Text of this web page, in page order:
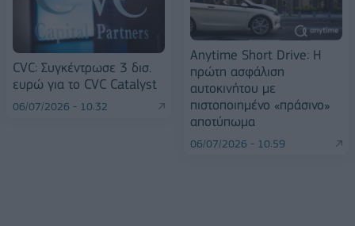
CVC: Συγκέντρωσε 3 δισ.
ευρώ για το CVC Catalyst
06/07/2026 - 10:32
Anytime Short Drive: Η
πρώτη ασφάλιση
αυτοκινήτου με
πιστοποιημένο «πράσινο»
αποτύπωμα
06/07/2026 - 10:59